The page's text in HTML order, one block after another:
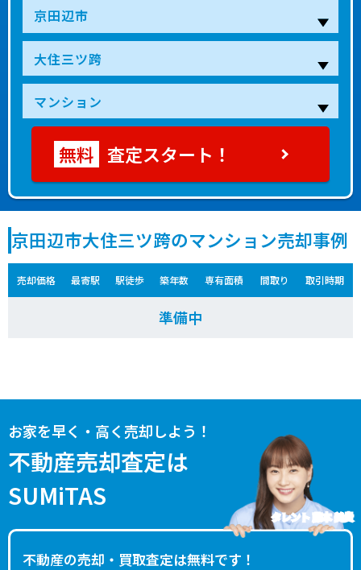
査定スタート！
京田辺市大住三ツ跨のマンション売却事例
売却価格 最寄駅 駅徒歩 築年数 専有面積 間取り 取引時期
準備中
お家を早く・高く売却しよう！
不動産売却査定は
SUMiTAS
不動産の売却・買取査定は無料です！
タレント 藤本 美貴